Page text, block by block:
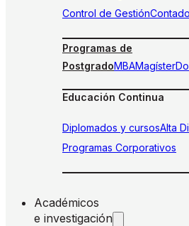
Control de Gestión
Programas de
PostgradoMBAMagíster
Educación Continua
Diplomados y cursosAlta
Programas Corporativos
Académicos
e investigación